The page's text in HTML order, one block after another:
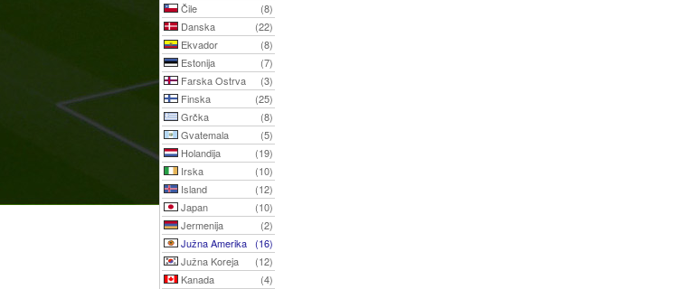
Čile
(8)
Danska
(22)
Ekvador
(8)
Estonija
(7)
Farska Ostrva
(3)
Finska
(25)
Grčka
(8)
Gvatemala
(5)
Holandija
(19)
Irska
(10)
Island
(12)
Japan
(10)
Jermenija
(2)
Južna Amerika (16)
Južna Koreja
(12)
Kanada
(4)